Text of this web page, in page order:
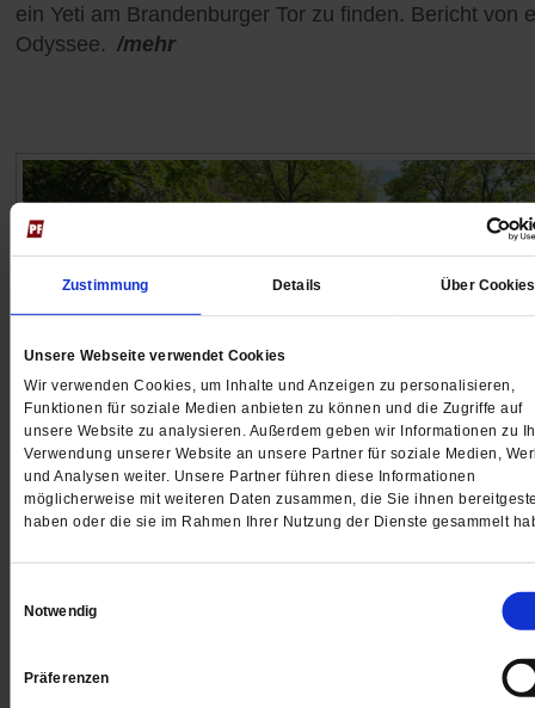
Zustimmung Details Über Cookies
Unsere Webseite verwendet Cookies
Wir verwenden Cookies, um Inhalte und Anzeigen zu personalisieren,
Funktionen für soziale Medien anbieten zu können und die Zugriffe auf
unsere Website zu analysieren. Außerdem geben wir Informationen zu
Verwendung unserer Website an unsere Partner für soziale Medien,
und Analysen weiter. Unsere Partner führen diese Informationen
möglicherweise mit weiteren Daten zusammen, die Sie ihnen
haben oder die sie im Rahmen Ihrer Nutzung der Dienste gesammelt
Notwendig
Präferenzen
ein Yeti am Brandenburger Tor zu finden. Bericht von
Odyssee. /mehr
Friedhof
»Wir tun es, weil es richtig ist«
Georg und Johannes Mesus begleiten einsame
Beerdigungen auf dem Alten Domfriedhof Sankt
Berlin. Sie und der Geistliche sind die Einzigen, die
vonGaby Herzog